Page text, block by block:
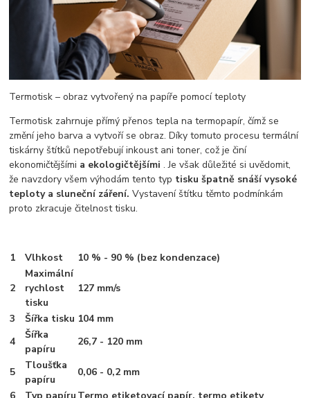
Termotisk – obraz vytvořený na papíře pomocí teploty
Termotisk zahrnuje přímý přenos tepla na termopapír, čímž se
změní jeho barva a vytvoří se obraz. Díky tomuto procesu termální
tiskárny štítků nepotřebují inkoust ani toner, což je činí
ekonomičtějšími a ekologičtějšími . Je však důležité si uvědomit,
že navzdory všem výhodám tento typ tisku špatně snáší vysoké
teploty a sluneční záření. Vystavení štítku těmto podmínkám
proto zkracuje čitelnost tisku.
1 Vlhkost 10 % - 90 % (bez kondenzace)
2
Maximální
rychlost
tisku
127 mm/s
3 Šířka tisku 104 mm
4
Šířka
papíru
26,7 - 120 mm
5
Tloušťka
papíru
0,06 - 0,2 mm